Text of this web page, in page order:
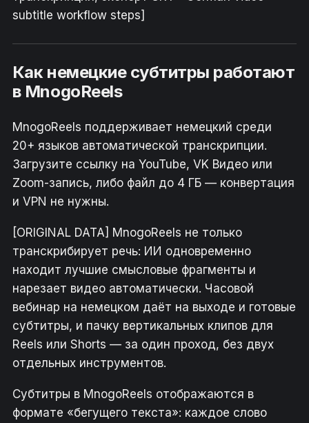
subtitle workflow steps]
Как немецкие субтитры работают
в MnogoReels
MnogoReels поддерживает немецкий среди
20+ языков автоматической транскрипции.
Загрузите ссылку на YouTube, VK Видео или
Zoom-запись, либо файл до 4 ГБ — конвертация
и VPN не нужны.
[ORIGINAL DATA] MnogoReels не только
транскрибирует речь: ИИ одновременно
находит лучшие смысловые фрагменты и
нарезает видео автоматически. Часовой
вебинар на немецком даёт на выходе и готовые
субтитры, и пачку вертикальных клипов для
Reels или Shorts — за один проход, без двух
отдельных инструментов.
Субтитры в MnogoReels отображаются в
формате «бегущего текста»: каждое слово